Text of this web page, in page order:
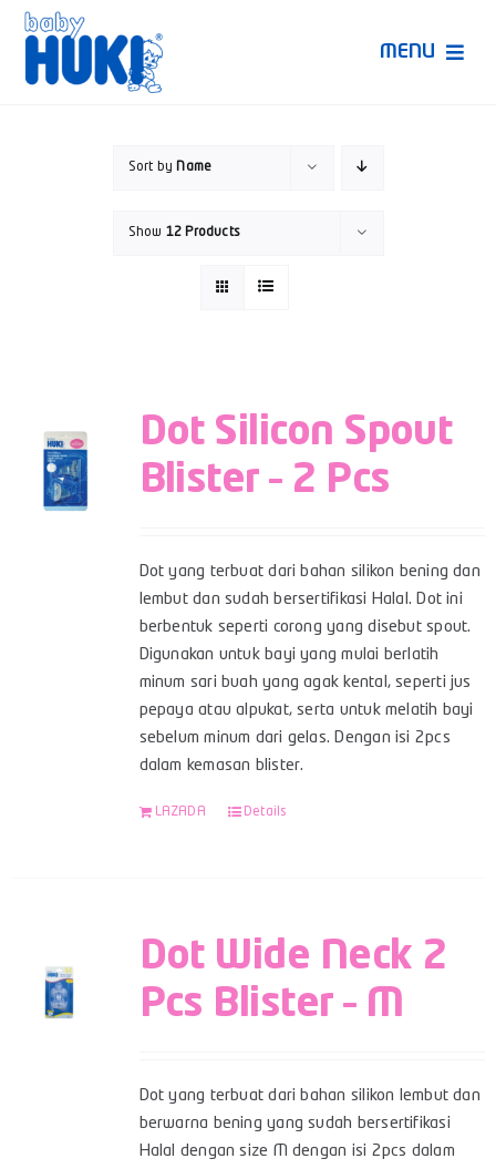
Skip
content
MENU
Sort by Name
Show 12 Products
Dot Silicon Spout
Blister – 2 Pcs
Dot yang terbuat dari bahan silikon bening dan
lembut dan sudah bersertifikasi Halal. Dot ini
berbentuk seperti corong yang disebut spout.
Digunakan untuk bayi yang mulai berlatih
minum sari buah yang agak kental, seperti jus
pepaya atau alpukat, serta untuk melatih bayi
sebelum minum dari gelas. Dengan isi 2pcs
dalam kemasan blister.
LAZADA Details
Dot Wide Neck 2
Pcs Blister – M
Dot yang terbuat dari bahan silikon lembut dan
berwarna bening yang sudah bersertifikasi
Halal dengan size M dengan isi 2pcs dalam